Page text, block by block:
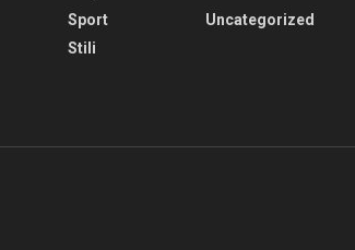
Sport
Stili
Uncategorized